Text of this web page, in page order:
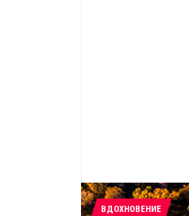
ВДОХНОВЕНИЕ